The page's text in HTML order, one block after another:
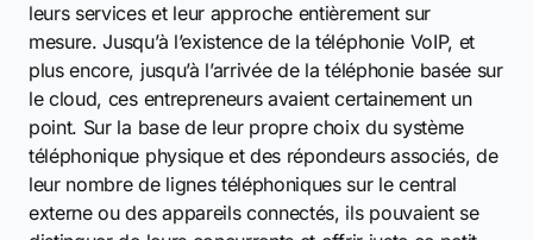
leurs services et leur approche entièrement sur
mesure. Jusqu’à l’existence de la téléphonie VoIP, et
plus encore, jusqu’à l’arrivée de la téléphonie basée sur
le cloud, ces entrepreneurs avaient certainement un
point. Sur la base de leur propre choix du système
téléphonique physique et des répondeurs associés, de
leur nombre de lignes téléphoniques sur le central
externe ou des appareils connectés, ils pouvaient se